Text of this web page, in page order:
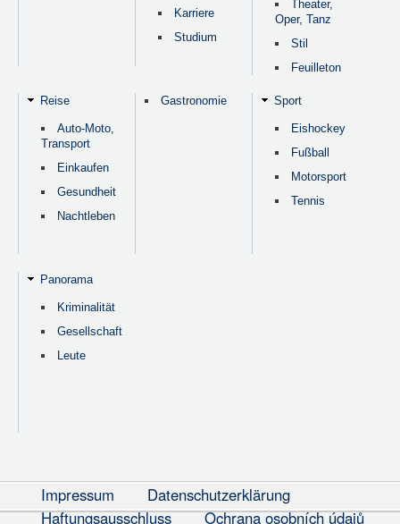
Karriere
Studium
Theater,
Oper, Tanz
Stil
Feuilleton
Reise
Auto-Moto,
Transport
Einkaufen
Gesundheit
Nachtleben
Gastronomie Sport
Eishockey
Fußball
Motorsport
Tennis
Panorama
Kriminalität
Gesellschaft
Leute
Impressum
Datenschutzerklärung
Haftungsausschluss
Ochrana osobních údajů